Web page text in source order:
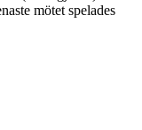
mötet spelades